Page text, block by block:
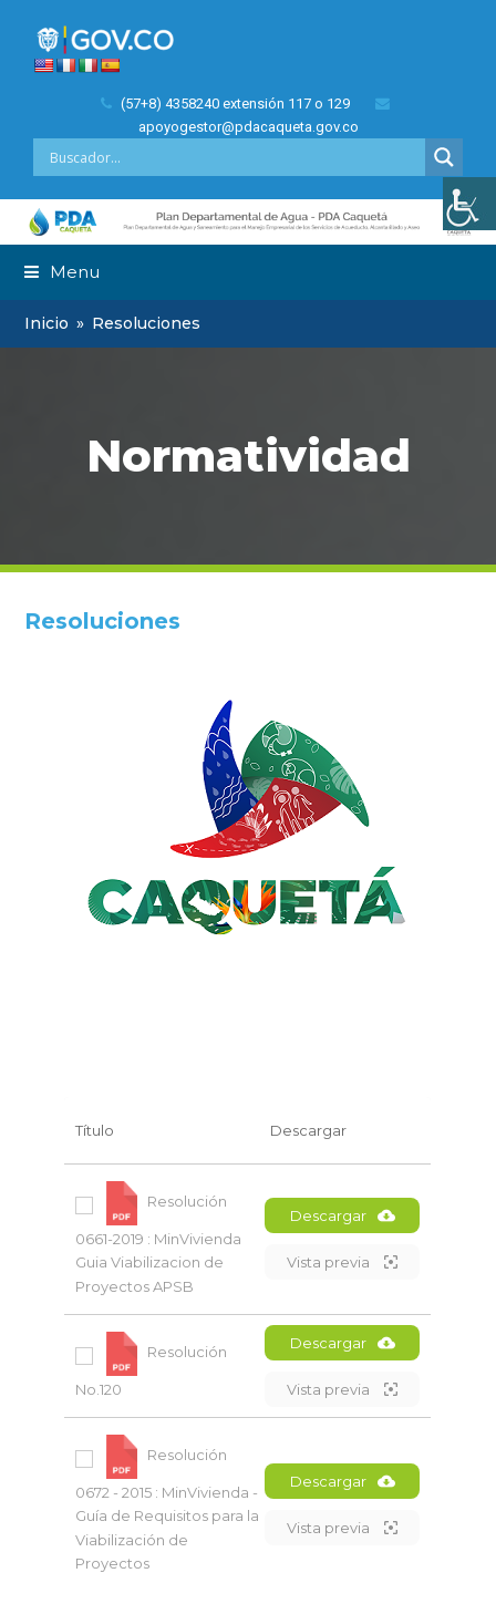
(57+8) 4358240 extensión 117 o 129
apoyogestor@pdacaqueta.gov.co
Menu
Inicio » Resoluciones
Normatividad
Resoluciones
Título Descargar
Resolución
0661-2019 : MinVivienda
Guia Viabilizacion de
Proyectos APSB
Descargar
Vista previa
Resolución
No.120
Descargar
Vista previa
Resolución
0672 - 2015 : MinVivienda -
Guía de Requisitos para la
Viabilización de
Proyectos
Descargar
Vista previa